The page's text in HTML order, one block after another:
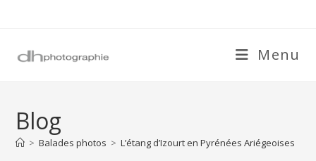
Menu
Blog
> Balades photos > L’étang d’Izourt en Pyrénées Ariégeoises